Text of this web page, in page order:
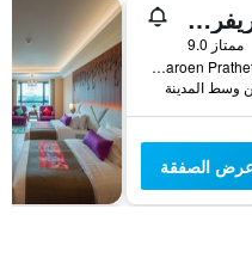
أرونتارا ريفرسايد بوتيك هوتل
ممتاز 9.0
351/1 Charoen Prathet Road, شيانج ماي, تايلاند
الصفقة